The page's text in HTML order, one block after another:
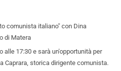
comunista italiano" con Dina
di Matera
alle 17:30 e sarà un'opportunità per
Caprara, storica dirigente comunista.